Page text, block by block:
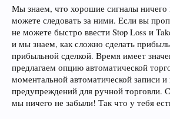
Мы знаем, что хорошие сигналы ничего
можете следовать за ними. Если вы
не можете быстро ввести Stop Loss и
и мы знаем, как сложно сделать
прибыльной сделкой. Время имеет
предлагаем опцию автоматической
моментальной автоматической записи и
предупреждений для ручной торговли.
мы ничего не забыли! Так что у тебя